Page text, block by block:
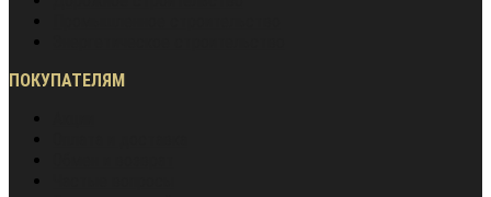
ПОКУПАТЕЛЯМ